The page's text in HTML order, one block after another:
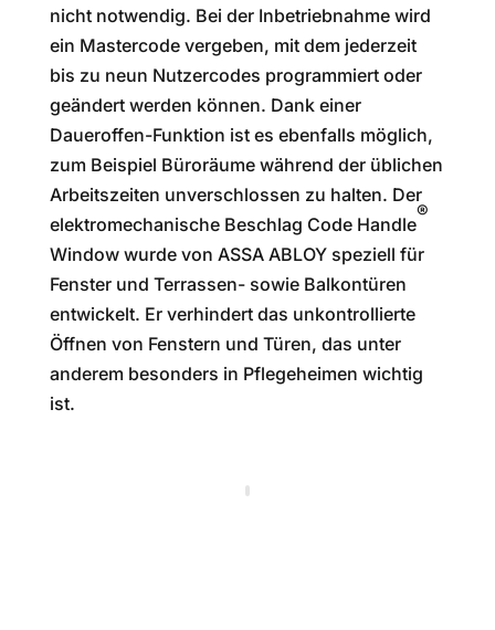
nicht notwendig. Bei der Inbetriebnahme wird
ein Mastercode vergeben, mit dem jederzeit
bis zu neun Nutzercodes programmiert oder
geändert werden können. Dank einer
Daueroffen-Funktion ist es ebenfalls möglich,
zum Beispiel Büroräume während der üblichen
Arbeitszeiten unverschlossen zu halten. Der
elektromechanische Beschlag Code Handle
®
Window wurde von ASSA ABLOY speziell für
Fenster und Terrassen- sowie Balkontüren
entwickelt. Er verhindert das unkontrollierte
Öffnen von Fenstern und Türen, das unter
anderem besonders in Pflegeheimen wichtig
ist.